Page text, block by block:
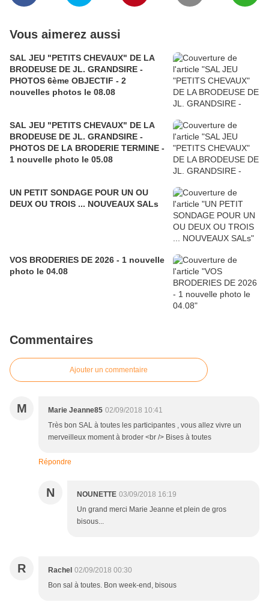
Vous aimerez aussi
SAL JEU "PETITS CHEVAUX" DE LA
BRODEUSE DE JL. GRANDSIRE -
PHOTOS 6ème OBJECTIF - 2
nouvelles photos le 08.08
SAL JEU "PETITS CHEVAUX" DE LA
BRODEUSE DE JL. GRANDSIRE -
PHOTOS DE LA BRODERIE TERMINE -
1 nouvelle photo le 05.08
UN PETIT SONDAGE POUR UN OU
DEUX OU TROIS ... NOUVEAUX SALs
VOS BRODERIES DE 2026 - 1 nouvelle
photo le 04.08
Commentaires
Ajouter un commentaire
M Marie Jeanne85 02/09/2018 10:41
Très bon SAL à toutes les participantes , vous allez vivre un
merveilleux moment à broder <br /> Bises à toutes
Répondre
N NOUNETTE 03/09/2018 16:19
Un grand merci Marie Jeanne et plein de gros
bisous...
R Rachel 02/09/2018 00:30
Bon sal à toutes. Bon week-end, bisous